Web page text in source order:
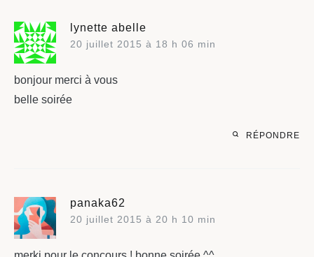
lynette abelle
20 juillet 2015 à 18 h 06 min
bonjour merci à vous
belle soirée
RÉPONDRE
panaka62
20 juillet 2015 à 20 h 10 min